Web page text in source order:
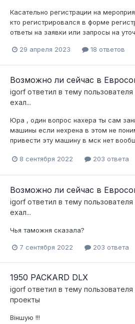
Касательно регистрации на
кто регистрировался в форме
ответы на заявки или запросы на
29 апреля 2023 18 ответов
Возможно ли сейчас в
igorf ответил в тему пользователя
ехал...
Юра , один вопрос нахера ты сам
машины если нехрена в этом не
привести эту машину в мск нет
8 сентября 2022 203 ответа
Возможно ли сейчас в
igorf ответил в тему пользователя
ехал...
Чья таможня сказала?
7 сентября 2022 203 ответа
1950 PACKARD DLX
igorf ответил в тему пользователя
проекты
Вiншую !!!